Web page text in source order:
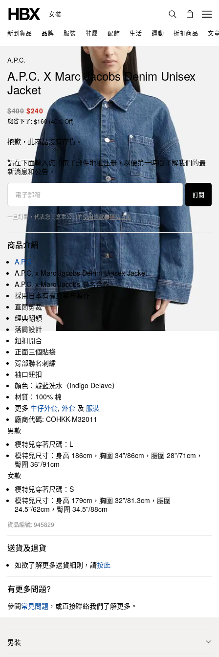
女裝
新到貨品 品牌 服裝 鞋履 配飾 生活 運動 折扣商品 文
A.P.C.
A.P.C. X Marc Jacobs Denim Unisex
Jacket
$400 $240
您省下了: $160 (40% Off)
抱歉，此商品沒有存貨。
請在下面輸入您的電子郵件地址注册，以便第一時間了解我們的最
新消息和公告。
訂閱
一旦訂閱，代表您同意本公司的使用條款和隱私政策 。
商品介紹
A.P.C.
A.P.C. x Marc Jacobs Denim Unisex Jacket
A.P.C. x Marc Jacobs 聯名合作
採用日本有機丹寧布製作
直筒剪裁
經典翻領
落肩設計
鈕扣開合
正面三個貼袋
背部聯名刺繡
袖口鈕扣
顏色：靛藍洗水（Indigo Delave）
材質：100% 棉
更多 牛仔外套, 外套 及 服裝
廠商代碼: COHKK-M32011
男款
模特兒穿著尺碼：L
模特兒尺寸：身高 186cm，胸圍 34”/86cm，腰圍 28”/71cm，
臀圍 36”/91cm
女款
模特兒穿著尺碼：S
模特兒尺寸：身高 179cm，胸圍 32”/81.3cm，腰圍
24.5”/62cm，臀圍 34.5”/88cm
貨品編號: 945829
送貨及退貨
如欲了解更多送貨細則，請按此
有更多問題?
參閱常見問題 ，或直接聯絡我們了解更多。
男裝